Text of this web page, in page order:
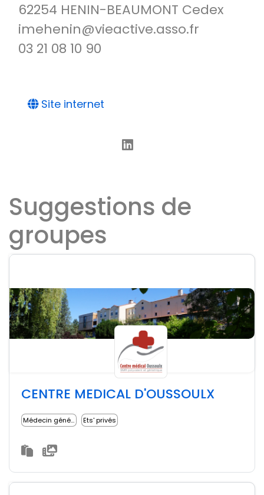
62254 HENIN-BEAUMONT Cedex
imehenin@vieactive.asso.fr
03 21 08 10 90
Site internet
Suggestions de
groupes
CENTRE MEDICAL D'OUSSOULX
Médecin généraliste Ets' privés